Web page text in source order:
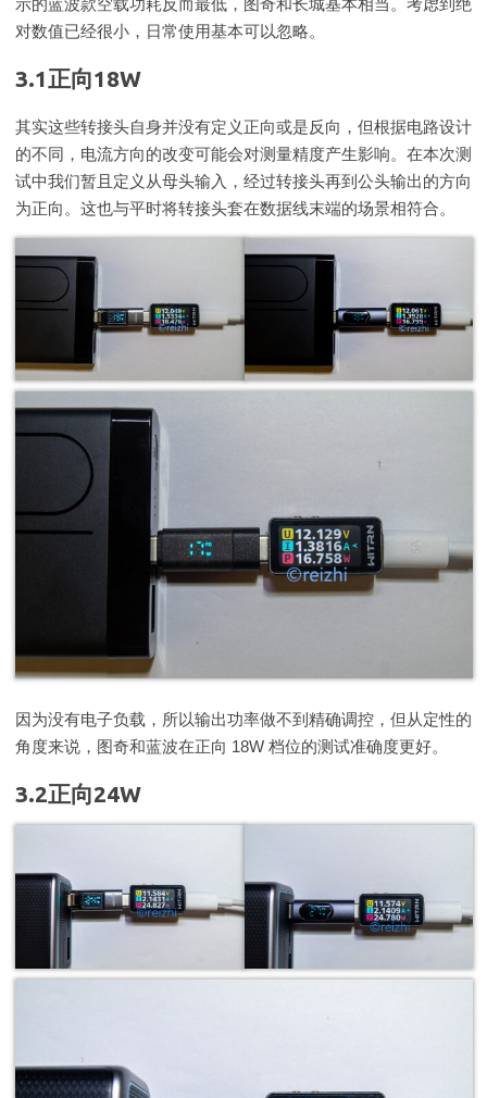
对数值已经很小，日常使用基本可以忽略。
3.1正向18W
其实这些转接头自身并没有定义正向或是反向，但根据电路设计
的不同，电流方向的改变可能会对测量精度产生影响。在本次测
试中我们暂且定义从母头输入，经过转接头再到公头输出的方向
为正向。这也与平时将转接头套在数据线末端的场景相符合。
因为没有电子负载，所以输出功率做不到精确调控，但从定性的
角度来说，图奇和蓝波在正向 18W 档位的测试准确度更好。
3.2正向24W